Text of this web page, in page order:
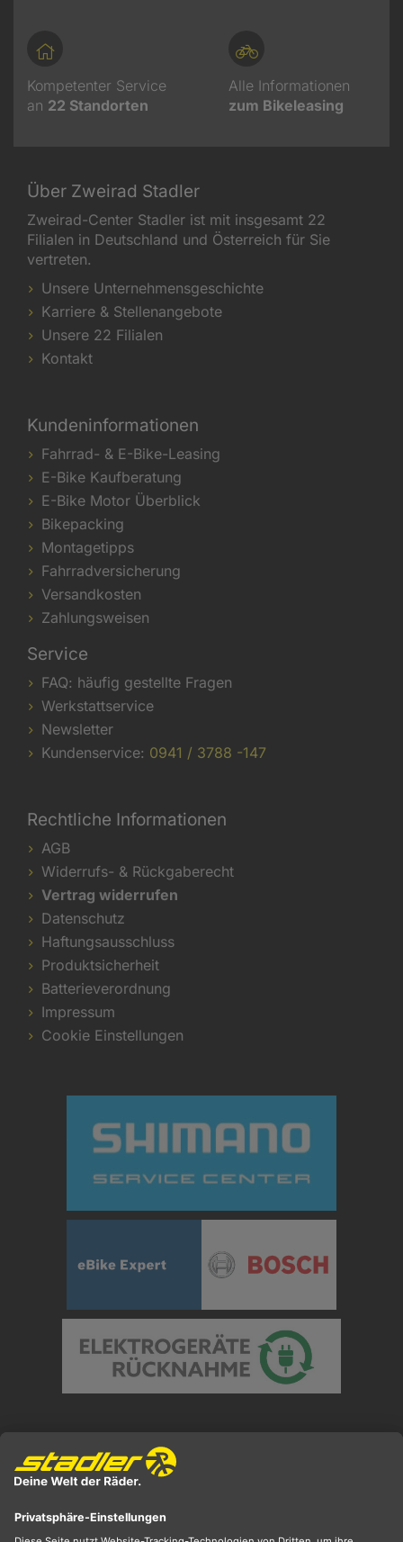
Kompetenter Service
an 22 Standorten
Alle Informationen
zum Bikeleasing
Über Zweirad Stadler
Zweirad-Center Stadler ist mit insgesamt 22
Filialen in Deutschland und Österreich für Sie
vertreten.
Unsere Unternehmensgeschichte
Karriere & Stellenangebote
Unsere 22 Filialen
Kontakt
Kundeninformationen
Fahrrad- & E-Bike-Leasing
E-Bike Kaufberatung
E-Bike Motor Überblick
Bikepacking
Montagetipps
Fahrradversicherung
Versandkosten
Zahlungsweisen
Service
FAQ: häufig gestellte Fragen
Werkstattservice
Newsletter
Kundenservice: 0941 / 3788 -147
Rechtliche Informationen
AGB
Widerrufs- & Rückgaberecht
Vertrag widerrufen
Datenschutz
Haftungsausschluss
Produktsicherheit
Batterieverordnung
Impressum
Cookie Einstellungen